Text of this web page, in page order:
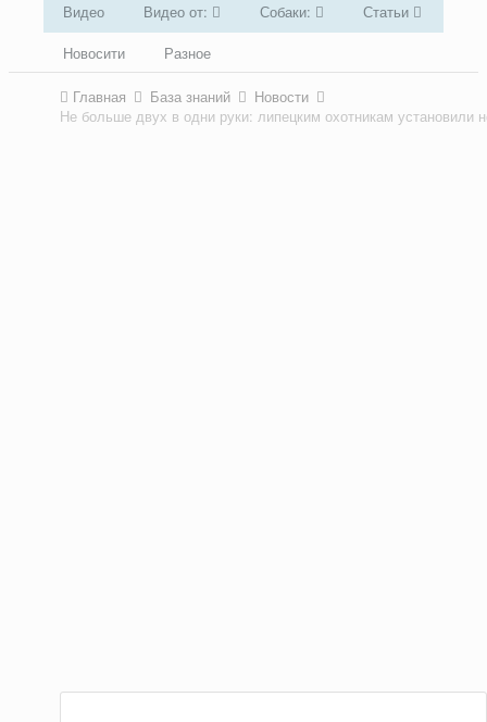
Видео Видео от: Собаки:
Статьи
Новосити
Разное
Главная База знаний Новости